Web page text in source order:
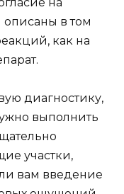
в том
как на
диагностику,
выполнить
участки,
вам введение